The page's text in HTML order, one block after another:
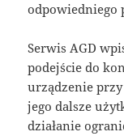
odpowiedniego
Serwis AGD
podejście do
urządzenie
jego dalsze
działanie